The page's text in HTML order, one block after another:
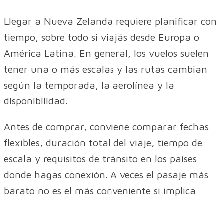
Llegar a Nueva Zelanda requiere planificar con
tiempo, sobre todo si viajás desde Europa o
América Latina. En general, los vuelos suelen
tener una o más escalas y las rutas cambian
según la temporada, la aerolínea y la
disponibilidad.
Antes de comprar, conviene comparar fechas
flexibles, duración total del viaje, tiempo de
escala y requisitos de tránsito en los países
donde hagas conexión. A veces el pasaje más
barato no es el más conveniente si implica